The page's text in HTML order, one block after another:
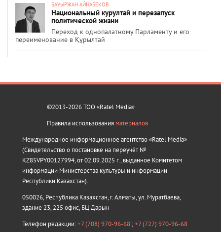
БАУЫРЖАН АЙНАБЕКОВ
Национальный курултай и перезапуск
политической жизни
Переход к однопалатному Парламенту и его
переименование в Құрылтай
©2013-2026 ТОО «Ratel Media»
Правила использования материалов
Международное информационное агентство «Ratel Media»
(Свидетельство о постановке на переучёт №
KZ85VPY00127994, от 02.09.2025 г., выданное Комитетом
информации Министерства культуры и информации
Республики Казахстан).
050026, Республика Казахстан, г. Алматы, ул. Муратбаева,
здание 23, 225 офис, БЦ Дарын
Телефон редакции:+7 (708) 970-96-68 ;+7 (727) 970-96-68